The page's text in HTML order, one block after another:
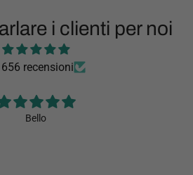
i clienti per noi
recensioni
Bello